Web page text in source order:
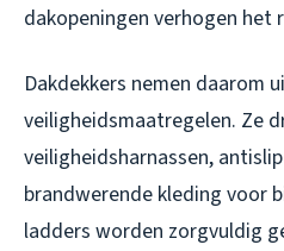
dakopeningen verhogen het
Dakdekkers nemen daarom
veiligheidsmaatregelen. Ze
veiligheidsharnassen,
brandwerende kleding voor
ladders worden zorgvuldig